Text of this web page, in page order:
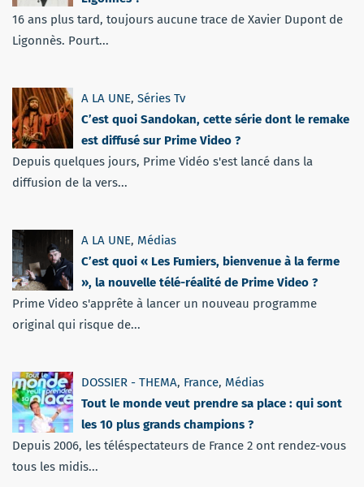
16 ans plus tard, toujours aucune trace de Xavier Dupont de
Ligonnès. Pourt...
A LA UNE, Séries Tv
C’est quoi Sandokan, cette série dont le remake
est diffusé sur Prime Video ?
Depuis quelques jours, Prime Vidéo s'est lancé dans la
diffusion de la vers...
A LA UNE, Médias
C’est quoi « Les Fumiers, bienvenue à la ferme
», la nouvelle télé-réalité de Prime Video ?
Prime Video s'apprête à lancer un nouveau programme
original qui risque de...
DOSSIER - THEMA, France, Médias
Tout le monde veut prendre sa place : qui sont
les 10 plus grands champions ?
Depuis 2006, les téléspectateurs de France 2 ont rendez-vous
tous les midis...